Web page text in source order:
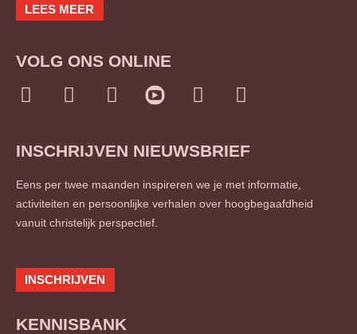
LEES MEER
VOLG ONS ONLINE
I
t
g
r
a
F
e
o
o
k
f
L
k
d
i
n
i
n
T
t
e
r
S
n
c
l
INSCHRIJVEN NIEUWSBRIEF
Eens per twee maanden inspireren we je met informatie,
activiteiten en persoonlijke verhalen over hoogbegaafdheid
vanuit christelijk perspectief.
INSCHRIJVEN
KENNISBANK